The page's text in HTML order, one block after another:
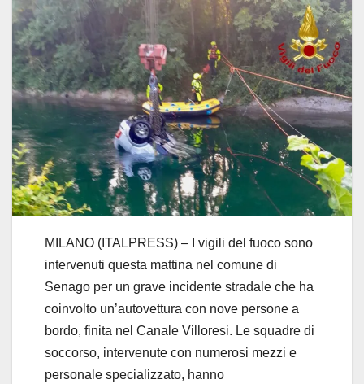
MILANO (ITALPRESS) – I vigili del fuoco sono
intervenuti questa mattina nel comune di
Senago per un grave incidente stradale che ha
coinvolto un’autovettura con nove persone a
bordo, finita nel Canale Villoresi. Le squadre di
soccorso, intervenute con numerosi mezzi e
personale specializzato, hanno